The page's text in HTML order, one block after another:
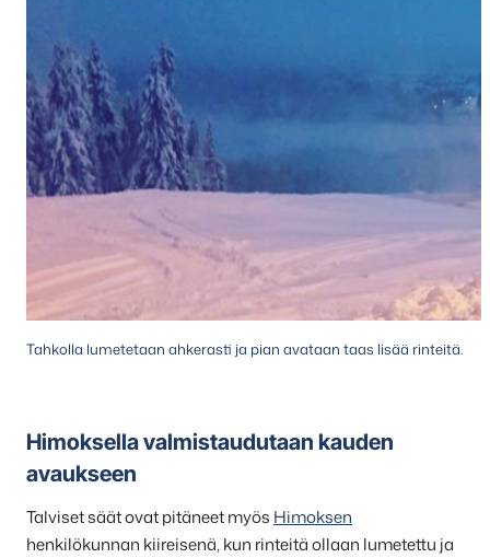
Tahkolla lumetetaan ahkerasti ja pian avataan taas lisää rinteitä.
Himoksella valmistaudutaan kauden
avaukseen
Talviset säät ovat pitäneet myös Himoksen
henkilökunnan kiireisenä, kun rinteitä ollaan lumetettu ja